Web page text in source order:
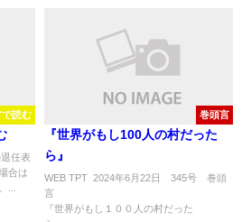
読む
任表
合は
...
巻頭言
『世界がもし100人の村だった
ら』
WEB TPT 2024年6月22日 345号 巻頭
『世界がもし１００人の村だった